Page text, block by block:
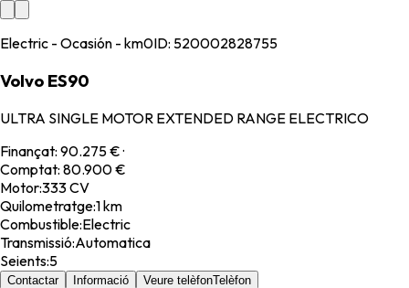
Electric - Ocasión - km0ID: 520002828755
Volvo ES90
ULTRA SINGLE MOTOR EXTENDED RANGE ELECTRICO
Finançat: 90.275 €·
Comptat: 80.900 €
Motor:333 CV
Quilometratge:1 km
Combustible:Electric
Transmissió:Automatica
Seients:5
Contactar Informació Veure telèfonTelèfon